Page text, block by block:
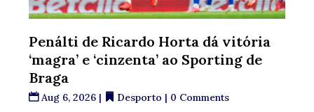
Penálti de Ricardo Horta dá vitória
‘magra’ e ‘cinzenta’ ao Sporting de
Braga
Aug 6, 2026 | Desporto | 0 Comments